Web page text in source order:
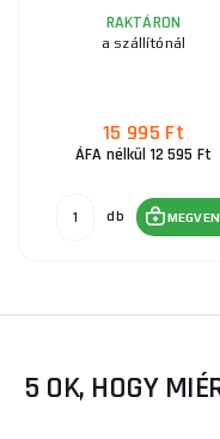
RAKTÁRON
a szállítónál
15 995 Ft
ÁFA nélkül 12 595 Ft
db
5 OK, HOGY